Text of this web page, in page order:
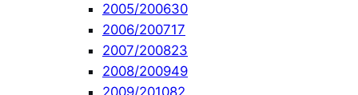
2005/200630
2006/200717
2007/200823
2008/200949